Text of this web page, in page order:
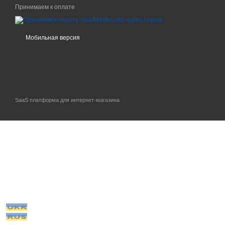
Принимаем к оплате
Мобильная версия
SaaS платформа для интернет-магазина